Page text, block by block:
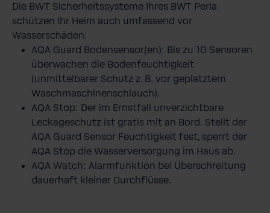
Die BWT Sicherheitssysteme Ihres BWT Perla
schützen Ihr Heim auch umfassend vor
Wasserschäden:
AQA Guard Bodensensor(en): Bis zu 10 Sensoren
überwachen die Bodenfeuchtigkeit
(unmittelbarer Schutz z. B. vor geplatztem
Waschmaschinenschlauch).
AQA Stop: Der im Ernstfall unverzichtbare
Leckageschutz ist gratis mit an Bord. Stellt der
AQA Guard Sensor Feuchtigkeit fest, sperrt der
AQA Stop die Wasserversorgung im Haus ab.
AQA Watch: Alarmfunktion bei Überschreitung
dauerhaft kleiner Durchflüsse.